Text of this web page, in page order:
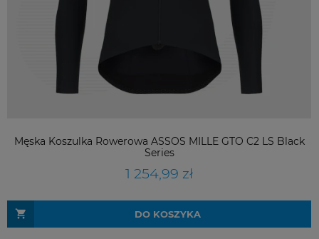
Męska Koszulka Rowerowa ASSOS MILLE GTO C2 LS Black
Series
1 254,99 zł
DO KOSZYKA